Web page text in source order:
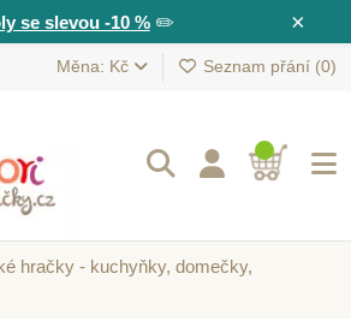
×
se slevou -10 %✏️
Měna: Kč Seznam přání (0)
hračky - kuchyňky, domečky,